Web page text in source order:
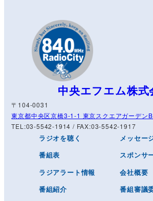
中央エフエム株式
〒104-0031
東京都中央区京橋3-1-1 東京スクエアガーデン
TEL:03-5542-1914 / FAX:03-5542-1917
ラジオを聴く
番組表
ラジアラート情報
番組紹介
メッセー
スポンサ
会社概要
番組審議